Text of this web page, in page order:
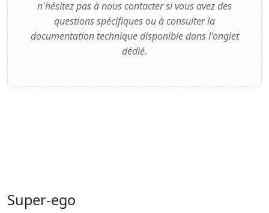
n'hésitez pas à nous contacter si vous avez des
questions spécifiques ou à consulter la
documentation technique disponible dans l'onglet
dédié.
Super-ego